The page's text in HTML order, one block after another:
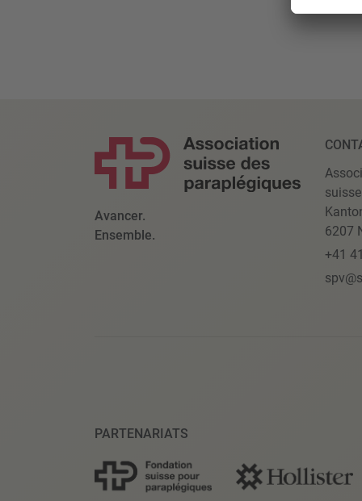
Avancer.
Ensemble.
6207
+41
PARTENARIATS